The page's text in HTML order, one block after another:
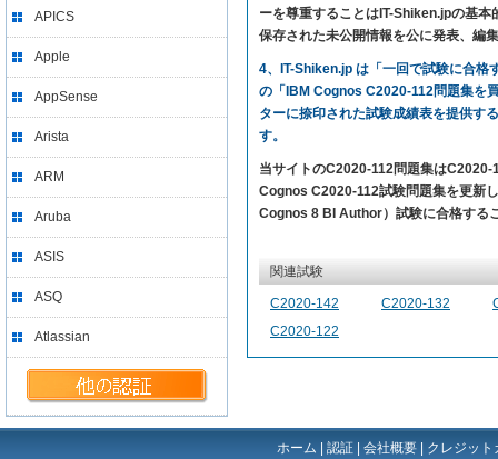
APICS
Apple
AppSense
Arista
ARM
Aruba
ASIS
ASQ
Atlassian
ーを尊重することはIT-Shiken.jpの基
保存された未公開情報を公に発表、編
4、IT-Shiken.jp は「一回で試験に合格
の「IBM Cognos C2020-112問題集を
ターに捺印された試験成績表を提供す
す。
当サイトのC2020-112問題集は
Cognos C2020-112試験問題集を更新
Cognos 8 BI Author）試験に合格する
関連試験
C2020-142 C2020-132
C2020-122
ホーム 認証 会社概要 クレジッ